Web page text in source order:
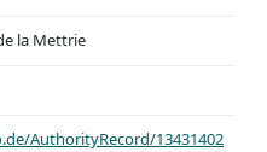
la Mettrie
AuthorityRecord/13431402